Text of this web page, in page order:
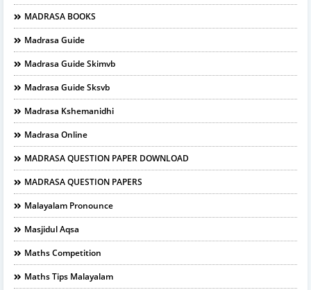
MADRASA BOOKS
Madrasa Guide
Madrasa Guide Skimvb
Madrasa Guide Sksvb
Madrasa Kshemanidhi
Madrasa Online
MADRASA QUESTION PAPER DOWNLOAD
MADRASA QUESTION PAPERS
Malayalam Pronounce
Masjidul Aqsa
Maths Competition
Maths Tips Malayalam